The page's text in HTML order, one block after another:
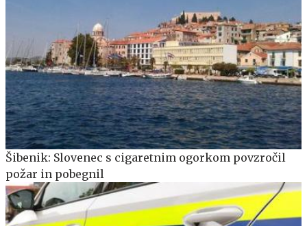
Šibenik: Slovenec s cigaretnim ogorkom povzročil
požar in pobegnil